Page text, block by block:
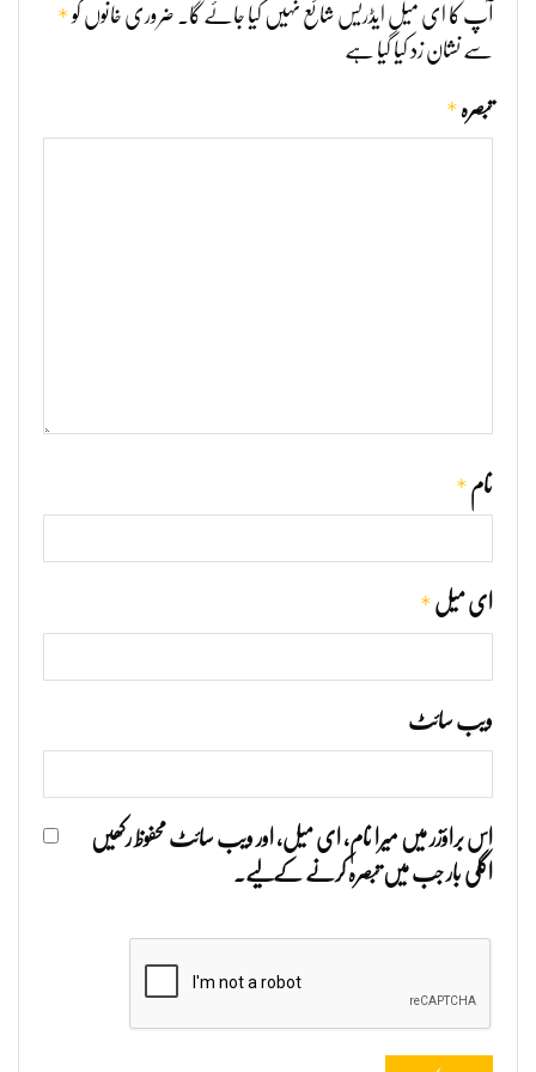
آپ کا ای میل ایڈریس شائع نہیں کیا جائے گا۔ ضروری خانوں کو*
سے نشان زد کیا گیا ہے
تبصرہ *
نام *
ای میل *
ویب‌ سائٹ
اس براؤزر میں میرا نام، ای میل، اور ویب سائٹ محفوظ رکھیں
اگلی بار جب میں تبصرہ کرنے کےلیے۔